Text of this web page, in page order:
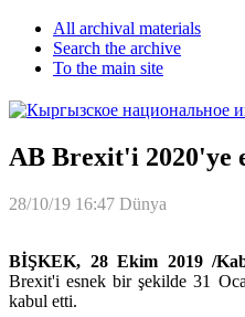
All archival materials
Search the archive
To the main site
AB Brexit'i 2020'ye
28/10/19 16:47 Dünya
BİŞKEK, 28 Ekim 2019 /
Brexit'i esnek bir şekilde 31
kabul etti.